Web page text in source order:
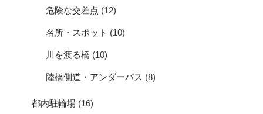
危険な交差点 (12)
名所・スポット (10)
川を渡る橋 (10)
陸橋側道・アンダーパス (8)
都内駐輪場 (16)